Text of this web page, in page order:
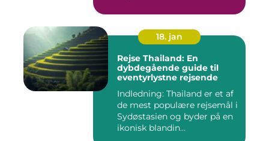
18. jan
Rejse Thailand: En
dybdegående guide til
eventyrlystne rejsende
Indledning: Thailand er et af
de mest populære rejsemål i
Sydøstasien og byder på en
ikonisk blandin...